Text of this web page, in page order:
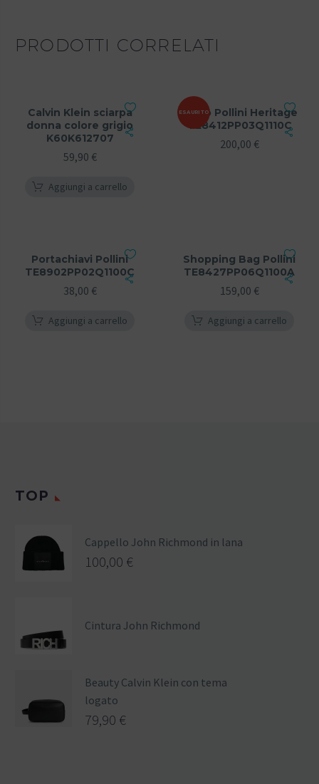
PRODOTTI CORRELATI
Calvin Klein sciarpa
donna colore grigio
K60K612707
59,90 €
Aggiungi a carrello
ESAURITO
Zaino Pollini Heritage
TE8412PP03Q1110C
200,00 €
Portachiavi Pollini
TE8902PP02Q1100C
38,00 €
Aggiungi a carrello
Shopping Bag Pollini
TE8427PP06Q1100A
159,00 €
Aggiungi a carrello
TOP
Cappello John Richmond in lana
100,00 €
Cintura John Richmond
Beauty Calvin Klein con tema
logato
79,90 €